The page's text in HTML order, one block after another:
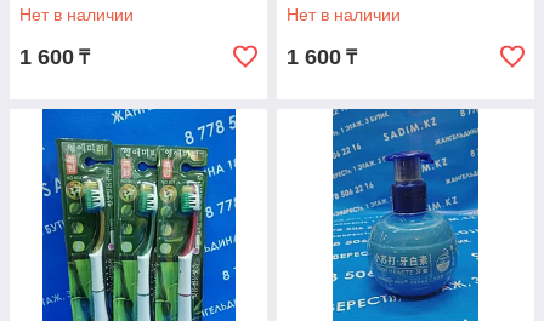
Нет в наличии
1 600 ₸
Нет в наличии
1 600 ₸